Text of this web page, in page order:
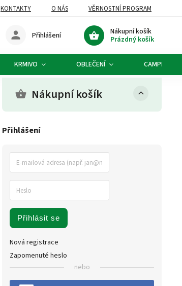
KONTAKTY O NÁS VĚRNOSTNÍ PROGRAM
Nákupní košík
Prázdný košík
Přihlášení
KRMIVO OBLEČENÍ CAMPING
Nákupní košík
Přihlášení
Přihlásit se
Nová registrace
Zapomenuté heslo
nebo